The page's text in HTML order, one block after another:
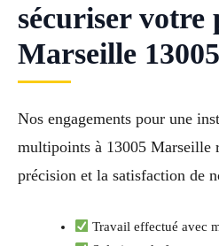
sécuriser votre
Marseille 13005
Nos engagements pour une
multipoints à 13005 Marseille
précision et la satisfaction de
Travail effectué avec